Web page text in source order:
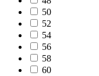
50
52
54
56
58
60